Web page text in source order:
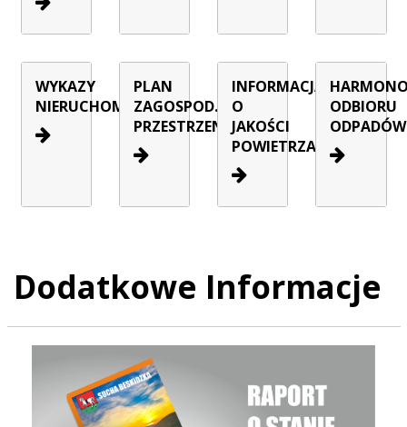
WYKAZY
NIERUCHOMOŚCI
PLAN
ZAGOSPOD.
PRZESTRZENNEGO
INFORMACJA
O
JAKOŚCI
POWIETRZA
ODBIORU
ODPADÓW
Dodatkowe Informacje